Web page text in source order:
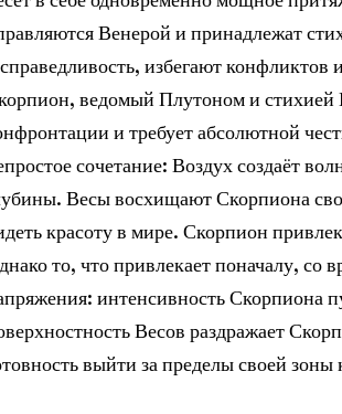
Венерой и принадлежат
избегают
ведомый Плутоном и стихией
и требует абсолютной
сочетание: Воздух создаёт
Весы восхищают Скорпиона
красоту в мире. Скорпион
то, что привлекает поначалу, со
интенсивность Скорпиона
Весов раздражает
выйти за пределы своей зоны